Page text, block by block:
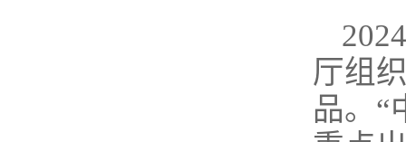
厅组
品。“